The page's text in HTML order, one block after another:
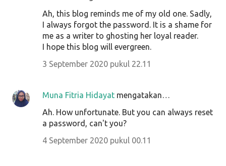
Ah, this blog reminds me of my old one. Sadly,
I always forgot the password. It is a shame for
me as a writer to ghosting her loyal reader.
I hope this blog will evergreen.
3 September 2020 pukul 22.11
Muna Fitria Hidayat mengatakan…
Ah. How unfortunate. But you can always reset
a password, can't you?
4 September 2020 pukul 00.11